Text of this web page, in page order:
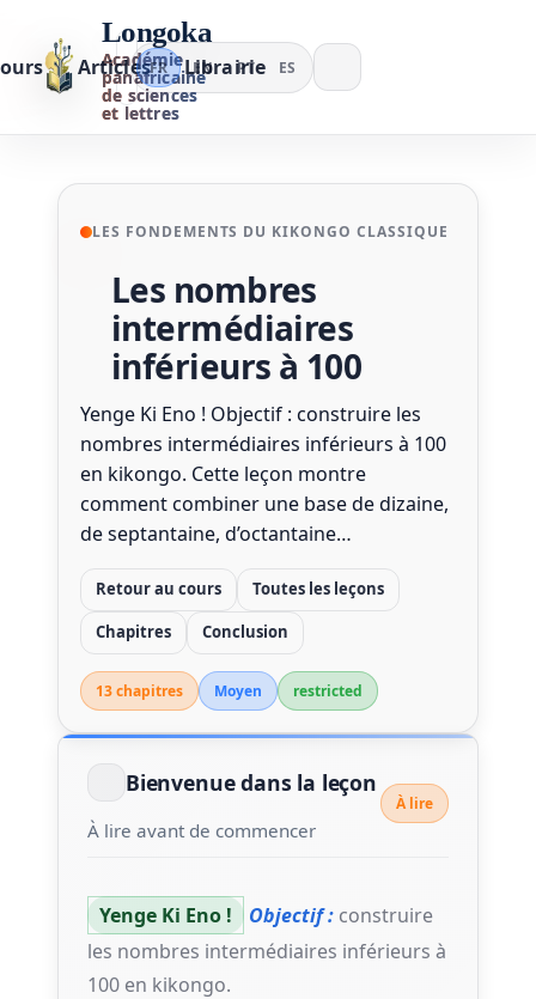
Longoka
Académie
panafricaine
de sciences
et lettres
Articles Librairie
FR EN PT ES
LES FONDEMENTS DU KIKONGO CLASSIQUE
Les nombres
intermédiaires
inférieurs à 100
Yenge Ki Eno ! Objectif : construire les
nombres intermédiaires inférieurs à 100
en kikongo. Cette leçon montre
comment combiner une base de dizaine,
de septantaine, d’octantaine…
Retour au cours
Toutes les leçons
Chapitres
Conclusion
13 chapitres Moyen restricted
Bienvenue dans la leçon
À lire avant de commencer
À lire
Yenge Ki Eno ! Objectif : construire
les nombres intermédiaires inférieurs à
100 en kikongo.